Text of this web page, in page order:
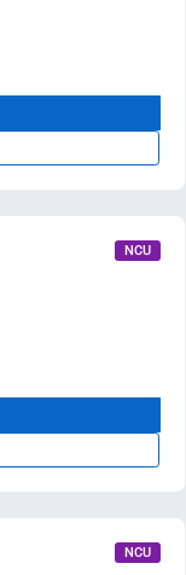
NCU
NCU